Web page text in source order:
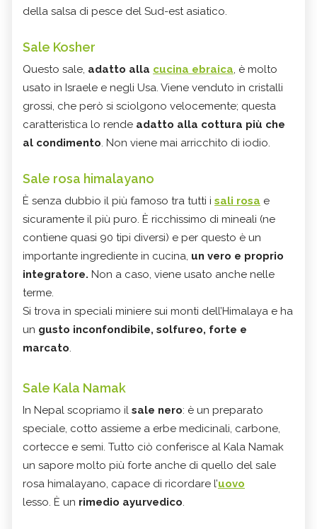
della salsa di pesce del Sud-est asiatico.
Sale Kosher
Questo sale, adatto alla cucina ebraica, è molto
usato in Israele e negli Usa. Viene venduto in cristalli
grossi, che però si sciolgono velocemente; questa
caratteristica lo rende adatto alla cottura più che
al condimento. Non viene mai arricchito di iodio.
Sale rosa himalayano
È senza dubbio il più famoso tra tutti i sali rosa e
sicuramente il più puro. È ricchissimo di mineali (ne
contiene quasi 90 tipi diversi) e per questo è un
importante ingrediente in cucina, un vero e proprio
integratore. Non a caso, viene usato anche nelle
terme.
Si trova in speciali miniere sui monti dell’Himalaya e ha
un gusto inconfondibile, solfureo, forte e
marcato.
Sale Kala Namak
In Nepal scopriamo il sale nero: è un preparato
speciale, cotto assieme a erbe medicinali, carbone,
cortecce e semi. Tutto ciò conferisce al Kala Namak
un sapore molto più forte anche di quello del sale
rosa himalayano, capace di ricordare l’uovo
lesso. È un rimedio ayurvedico.